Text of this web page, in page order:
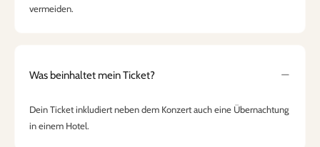
vermeiden.
Was beinhaltet mein Ticket?
Dein Ticket inkludiert neben dem Konzert auch eine Übernachtung
in einem Hotel.